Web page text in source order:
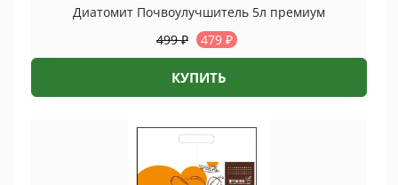
Диатомит Почвоулучшитель 5л премиум
499₽ 479 ₽
КУПИТЬ